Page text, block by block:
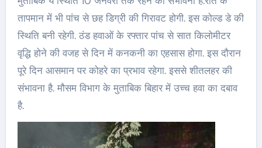
तापमान में भी पांच से छह डिग्री की गिरावट होगी. इस कोल्ड डे की
स्थिति बनी रहेगी. ठंड हवाओं के रफ्तार पांच से सात किलोमीटर
वृद्धि होने की वजह से दिन में कनकनी का एहसास होगा. इस दौरान
पूरे दिन आसमान पर कोहरे का प्रभाव रहेगा. इससे शीतलहर की
संभावना है. मौसम विभाग के मुताबिक बिहार में उच्च हवा का दबाव
है.